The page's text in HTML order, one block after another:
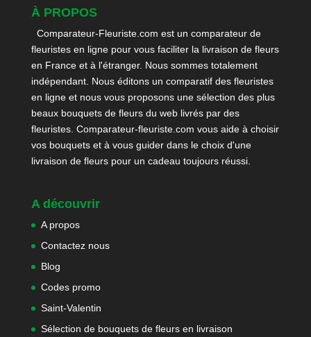
À PROPOS
Comparateur-Fleuriste.com est un comparateur de
fleuristes en ligne pour vous faciliter la livraison de fleurs
en France et à l'étranger. Nous sommes totalement
indépendant. Nous éditons un comparatif des fleuristes
en ligne et nous vous proposons une sélection des plus
beaux bouquets de fleurs du web livrés par des
fleuristes. Comparateur-fleuriste.com vous aide à choisir
vos bouquets et à vous guider dans le choix d'une
livraison de fleurs pour un cadeau toujours réussi.
A découvrir
A propos
Contactez nous
Blog
Codes promo
Saint-Valentin
Sélection de bouquets de fleurs en livraison